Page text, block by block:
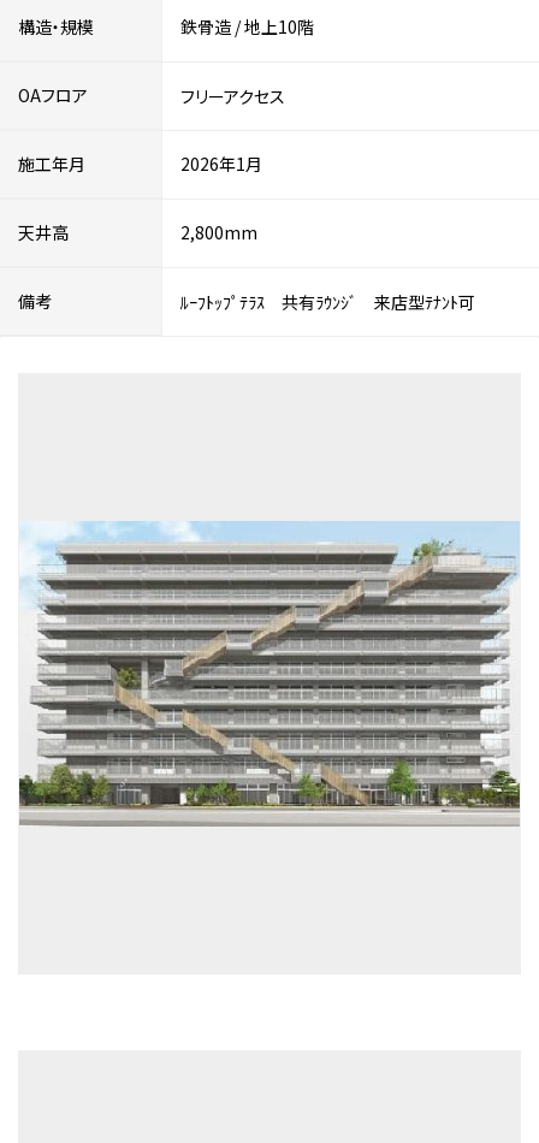
構造・規模 鉄骨造 /地上10階
OAフロア フリーアクセス
施工年月 2026年1月
天井高 2,800mm
備考 ﾙｰﾌﾄｯﾌﾟﾃﾗｽ 共有ﾗｳﾝｼﾞ 来店型ﾃﾅﾝﾄ可